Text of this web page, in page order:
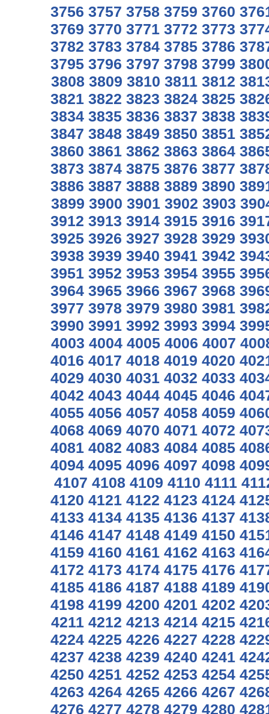
3756 3757 3758 3759 3760
3769 3770 3771 3772 3773
3782 3783 3784 3785 3786
3795 3796 3797 3798 3799
3808 3809 3810 3811 3812
3821 3822 3823 3824 3825
3834 3835 3836 3837 3838
3847 3848 3849 3850 3851
3860 3861 3862 3863 3864
3873 3874 3875 3876 3877
3886 3887 3888 3889 3890
3899 3900 3901 3902 3903
3912 3913 3914 3915 3916
3925 3926 3927 3928 3929
3938 3939 3940 3941 3942
3951 3952 3953 3954 3955
3964 3965 3966 3967 3968
3977 3978 3979 3980 3981
3990 3991 3992 3993 3994
4003 4004 4005 4006 4007
4016 4017 4018 4019 4020
4029 4030 4031 4032 4033
4042 4043 4044 4045 4046
4055 4056 4057 4058 4059
4068 4069 4070 4071 4072
4081 4082 4083 4084 4085
4094 4095 4096 4097 4098
4107 4108 4109 4110 4111
4120 4121 4122 4123 4124
4133 4134 4135 4136 4137
4146 4147 4148 4149 4150
4159 4160 4161 4162 4163
4172 4173 4174 4175 4176
4185 4186 4187 4188 4189
4198 4199 4200 4201 4202
4211 4212 4213 4214 4215
4224 4225 4226 4227 4228
4237 4238 4239 4240 4241
4250 4251 4252 4253 4254
4263 4264 4265 4266 4267
4276 4277 4278 4279 4280